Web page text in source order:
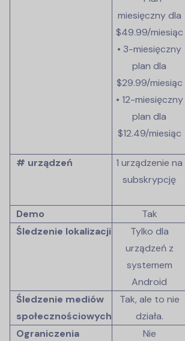
miesięczny dla
$49.99/miesiąc
• 3-miesięczny
plan dla
$29.99/miesiąc
• 12-miesięczny
plan dla
$12.49/miesiąc
# urządzeń
1 urządzenie na
subskrypcję
Demo
Tak
Śledzenie lokalizacji
Tylko dla
urządzeń z
systemem
Android
Śledzenie mediów
społecznościowych
Tak, ale to nie
działa.
Ograniczenia
Nie